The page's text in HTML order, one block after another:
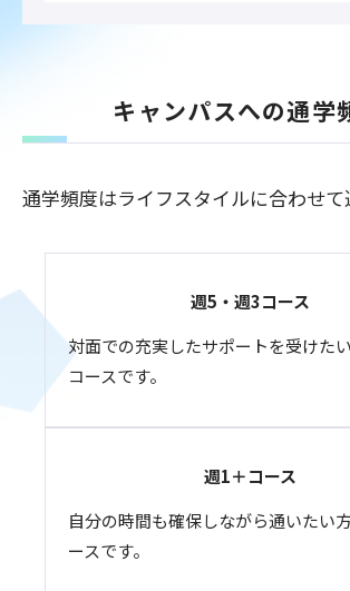
キャンパスへの通学
通学頻度はライフスタイルに合わせて
週5・週3コース
対面での充実したサポートを受けた
コースです。
週1＋コース
自分の時間も確保しながら通いたい
ースです。